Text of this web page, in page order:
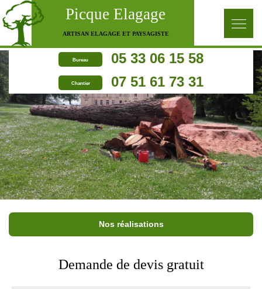
Picque Elagage
ARTISAN ELAGAGE ET PAYSAGISTE
Bureau 05 33 06 15 58
Chantier 07 51 61 73 31
Nos réalisations
Demande de devis gratuit